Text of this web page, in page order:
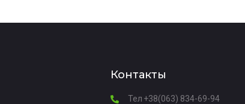
Контакты
Тел +38(063) 834-69-94